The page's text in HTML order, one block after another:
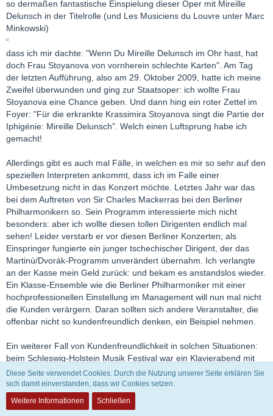
so dermaßen fantastische Einspielung dieser Oper mit Mireille
Delunsch in der Titelrolle (und Les Musiciens du Louvre unter Marc
Minkowski)
dass ich mir dachte: "Wenn Du Mireille Delunsch im Ohr hast, hat
doch Frau Stoyanova von vornherein schlechte Karten". Am Tag
der letzten Aufführung, also am 29. Oktober 2009, hatte ich meine
Zweifel überwunden und ging zur Staatsoper: ich wollte Frau
Stoyanova eine Chance geben. Und dann hing ein roter Zettel im
Foyer: "Für die erkrankte Krassimira Stoyanova singt die Partie der
Iphigénie: Mireille Delunsch". Welch einen Luftsprung habe ich
gemacht!
Allerdings gibt es auch mal Fälle, in welchen es mir so sehr auf den
speziellen Interpreten ankommt, dass ich im Falle einer
Umbesetzung nicht in das Konzert möchte. Letztes Jahr war das
bei dem Auftreten von Sir Charles Mackerras bei den Berliner
Philharmonikern so. Sein Programm interessierte mich nicht
besonders: aber ich wollte diesen tollen Dirigenten endlich mal
sehen! Leider verstarb er vor diesen Berliner Konzerten; als
Einspringer fungierte ein junger tschechischer Dirigent, der das
Martinú/Dvorák-Programm unverändert übernahm. Ich verlangte
an der Kasse mein Geld zurück: und bekam es anstandslos wieder.
Ein Klasse-Ensemble wie die Berliner Philharmoniker mit einer
hochprofessionellen Einstellung im Management will nun mal nicht
die Kunden verärgern. Daran sollten sich andere Veranstalter, die
offenbar nicht so kundenfreundlich denken, ein Beispiel nehmen.
Ein weiterer Fall von Kundenfreundlichkeit in solchen Situationen:
beim Schleswig-Holstein Musik Festival war ein Klavierabend mit
Swjatoslaw Richter in der Hetlinger Scheune angekündigt. Als ich in
Hetlingen anreiste, kam die Nachricht: Swjatoslaw Richter hatte
abgesagt. Das Konzert werde auch nicht nachgeholt und man
bekomme sein Geld dort zurück, wo man die Eintrittskarte
Diese Seite verwendet Cookies. Durch die Nutzung unserer Seite erklären Sie
sich damit einverstanden, dass wir Cookies setzen.
Weitere Informationen
Schließen